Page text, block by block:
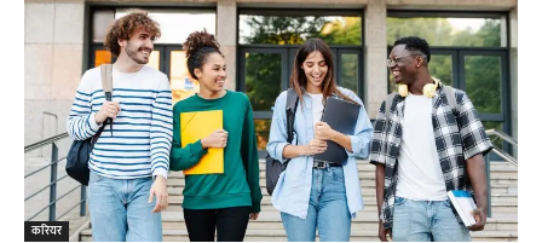
करियर